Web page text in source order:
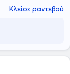
Κλείσε ραντεβού